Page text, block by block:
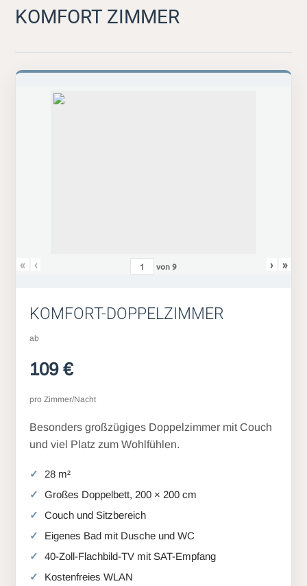
KOMFORT ZIMMER
« ‹ von9 › »
KOMFORT-DOPPELZIMMER
ab
109 €
pro Zimmer/Nacht
Besonders großzügiges Doppelzimmer mit Couch
und viel Platz zum Wohlfühlen.
28 m²
Großes Doppelbett, 200 × 200 cm
Couch und Sitzbereich
Eigenes Bad mit Dusche und WC
40-Zoll-Flachbild-TV mit SAT-Empfang
Kostenfreies WLAN